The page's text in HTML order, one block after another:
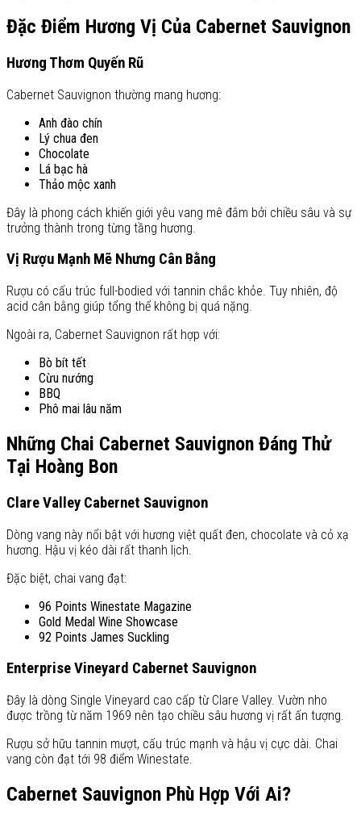
Đặc Điểm Hương Vị Của Cabernet Sauvignon
Hương Thơm Quyến Rũ
Cabernet Sauvignon thường mang hương:
Anh đào chín
Lý chua đen
Chocolate
Lá bạc hà
Thảo mộc xanh
Đây là phong cách khiến giới yêu vang mê đắm bởi chiều sâu và sự
trưởng thành trong từng tầng hương.
Vị Rượu Mạnh Mẽ Nhưng Cân Bằng
Rượu có cấu trúc full-bodied với tannin chắc khỏe. Tuy nhiên, độ
acid cân bằng giúp tổng thể không bị quá nặng.
Ngoài ra, Cabernet Sauvignon rất hợp với:
Bò bít tết
Cừu nướng
BBQ
Phô mai lâu năm
Những Chai Cabernet Sauvignon Đáng Thử
Tại Hoàng Bon
Clare Valley Cabernet Sauvignon
Dòng vang này nổi bật với hương việt quất đen, chocolate và cỏ xạ
hương. Hậu vị kéo dài rất thanh lịch.
Đặc biệt, chai vang đạt:
96 Points Winestate Magazine
Gold Medal Wine Showcase
92 Points James Suckling
Enterprise Vineyard Cabernet Sauvignon
Đây là dòng Single Vineyard cao cấp từ Clare Valley. Vườn nho
được trồng từ năm 1969 nên tạo chiều sâu hương vị rất ấn tượng.
Rượu sở hữu tannin mượt, cấu trúc mạnh và hậu vị cực dài. Chai
vang còn đạt tới 98 điểm Winestate.
Cabernet Sauvignon Phù Hợp Với Ai?